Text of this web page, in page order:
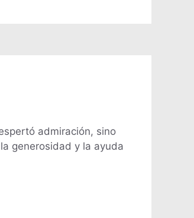
admiración, sino
generosidad y la ayuda